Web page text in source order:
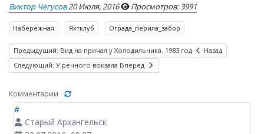
Виктор Чегусов 20 Июля, 2016 Просмотров: 3991
Набережная Яхтклуб Ограда_перила_забор
Предыдущий: Вид на причал у Холодильника. 1983 год
Назад
Следующий: У речного вокзала Вперед
Комментарии
#
Старый Архангельск